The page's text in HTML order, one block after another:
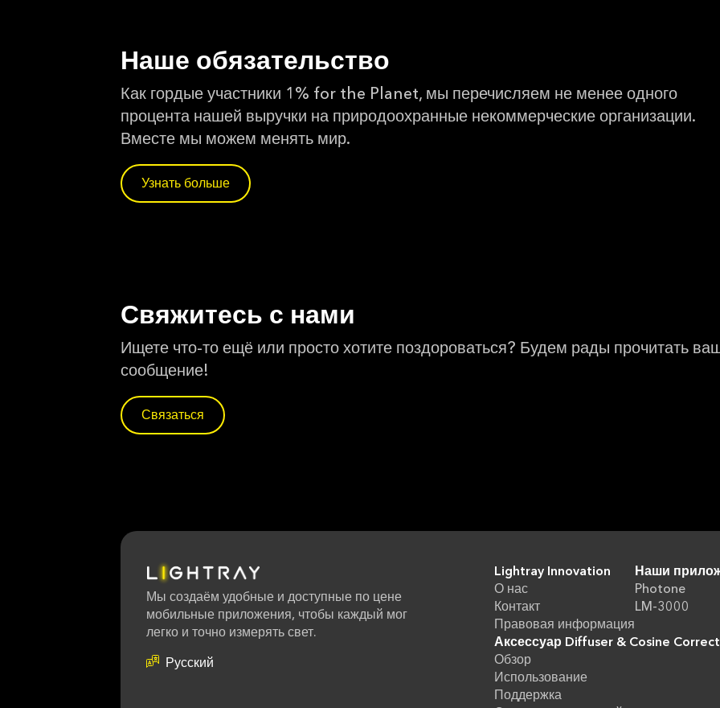
Наше обязательство
Как гордые участники 1% for the Planet, мы перечисляем не менее одного
процента нашей выручки на природоохранные некоммерческие организации.
Вместе мы можем менять мир.
Узнать больше
Свяжитесь с нами
Ищете что-то ещё или просто хотите поздороваться? Будем рады прочитать
сообщение!
Связаться
Мы создаём удобные и доступные по цене
мобильные приложения, чтобы каждый мог
легко и точно измерять свет.
Lightray Innovation
О нас
Контакт
Правовая информация
Наши
Photone
LM-3000
Аксессуар Diffuser & Cosine
Обзор
Использование
Поддержка